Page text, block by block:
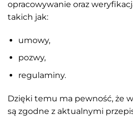
opracowywanie oraz
takich jak:
umowy,
pozwy,
regulaminy.
Dzięki temu ma pewność, że
są zgodne z aktualnymi